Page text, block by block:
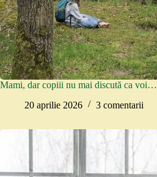
Mami, dar copiii nu mai discută ca voi…
20 aprilie 2026
3 comentarii